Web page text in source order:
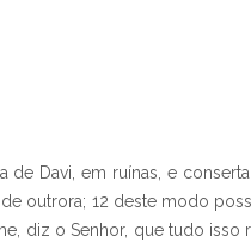
Davi, em ruínas, e
outrora; 12 deste modo
diz o Senhor, que tudo isso